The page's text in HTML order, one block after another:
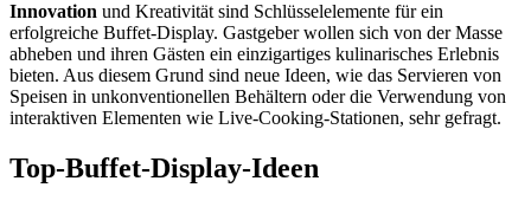
Innovation und Kreativität sind Schlüsselelemente für ein
erfolgreiche Buffet-Display. Gastgeber wollen sich von der Masse
abheben und ihren Gästen ein einzigartiges kulinarisches Erlebnis
bieten. Aus diesem Grund sind neue Ideen, wie das Servieren von
Speisen in unkonventionellen Behältern oder die Verwendung von
interaktiven Elementen wie Live-Cooking-Stationen, sehr gefragt.
Top-Buffet-Display-Ideen